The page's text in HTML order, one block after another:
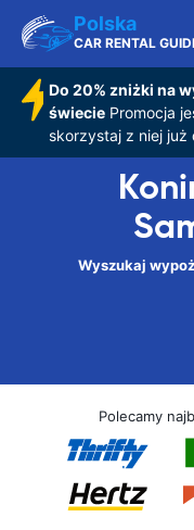
Polska
CAR RENTAL
Do 20% zniżki na
świeciePromocja
skorzystaj z niej już
Wyszukaj
Polecamy